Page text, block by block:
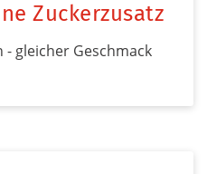
Zuckerzusatz
- gleicher Geschmack